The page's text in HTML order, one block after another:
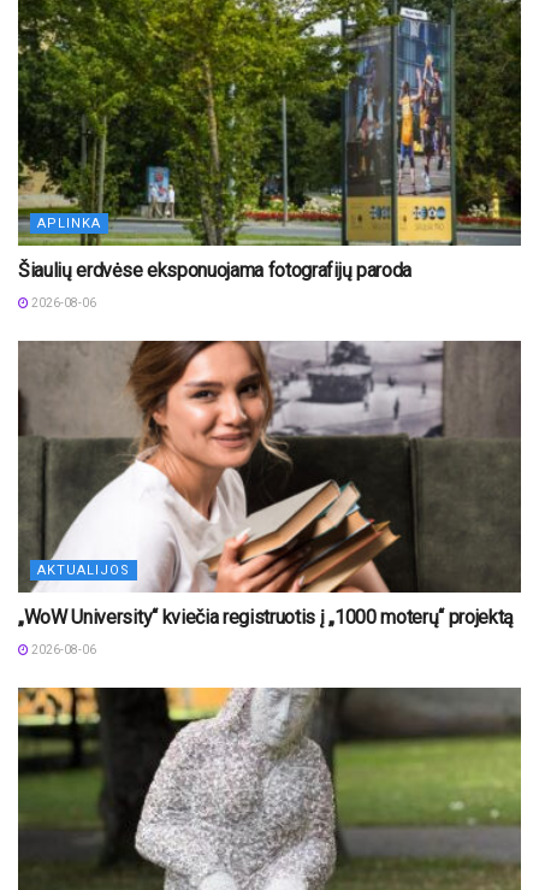
APLINKA
Šiaulių erdvėse eksponuojama fotografijų paroda
2026-08-06
AKTUALIJOS
„WoW University“ kviečia registruotis į „1000 moterų“ projektą
2026-08-06